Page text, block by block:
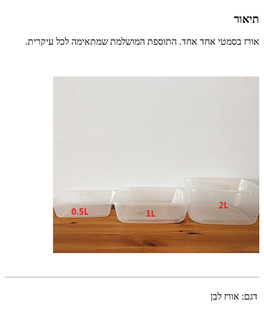
תיאור
אורז בסמטי אחד אחד. התוספת המושלמת שמתאימה לכל עיקרית.
דגם: אורז לבן